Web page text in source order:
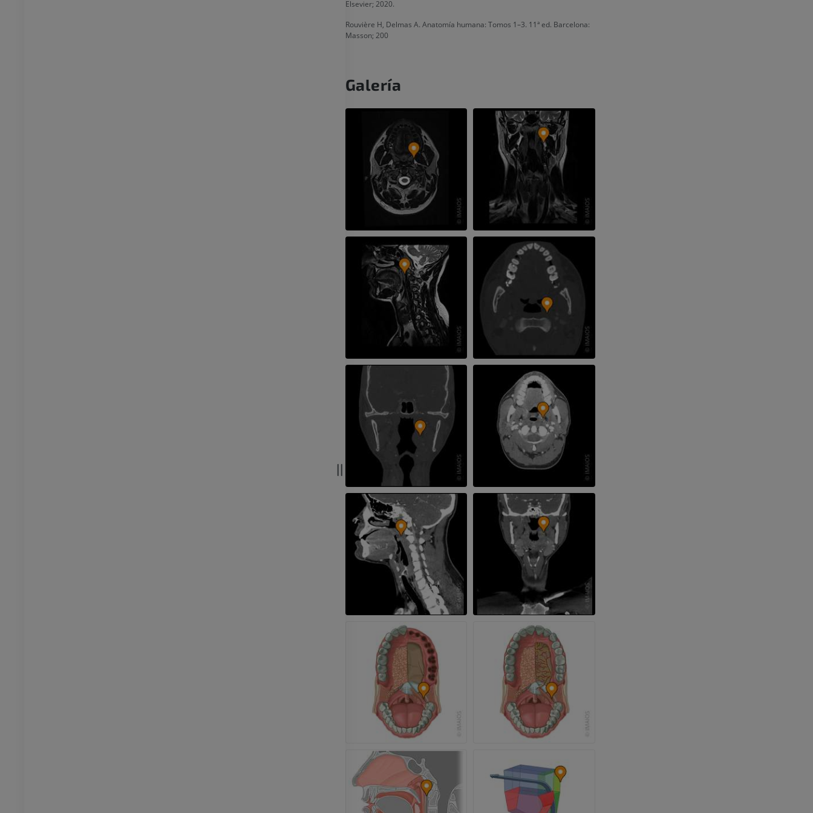
Elsevier; 2020.
Rouvière H, Delmas A. Anatomía humana: Tomos 1–3. 11ª ed. Barcelona:
Masson; 200
Galería
Fotografía
PREMIUM
TAC
Arteriografía de miembros
inferiores
Angiografía
GRATIS